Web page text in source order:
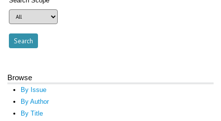
Browse
By Issue
By Author
By Title